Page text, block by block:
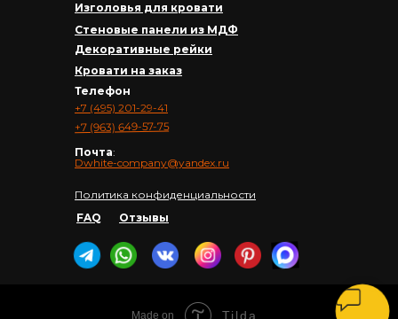
+7 (495) 201-29-41
+7 (963) 649-57-75
Почта:
Dwhite-company@yandex.ru
Политика конфиденциальности
Телефон
FAQ
Изголовья для кровати
Стеновые панели из МДФ
Декоративные рейки
Кровати на заказ
Отзывы
Made on Tilda